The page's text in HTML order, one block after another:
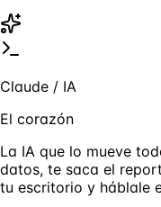
Claude / IA
El corazón
La IA que lo mueve
datos, te saca el
tu escritorio y háblale